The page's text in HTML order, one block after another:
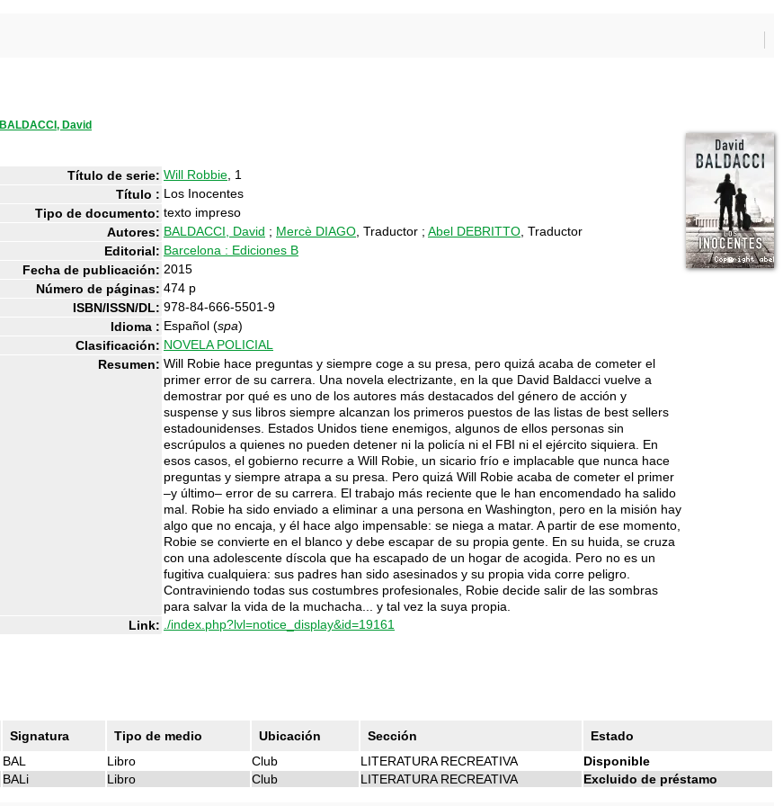
BALDACCI, David
Título de serie: Will Robbie , 1
Título : Los Inocentes
Tipo de documento: texto impreso
Autores: BALDACCI, David ; Mercè DIAGO , Traductor ; Abel DEBRITTO , Traductor
Editorial: Barcelona : Ediciones B
Fecha de publicación: 2015
Número de páginas: 474 p
ISBN/ISSN/DL: 978-84-666-5501-9
Idioma : Español (spa)
Clasificación: NOVELA POLICIAL
Resumen: Will Robie hace preguntas y siempre coge a su presa, pero quizá acaba de cometer el
primer error de su carrera. Una novela electrizante, en la que David Baldacci vuelve a
demostrar por qué es uno de los autores más destacados del género de acción y
suspense y sus libros siempre alcanzan los primeros puestos de las listas de best sellers
estadounidenses. Estados Unidos tiene enemigos, algunos de ellos personas sin
escrúpulos a quienes no pueden detener ni la policía ni el FBI ni el ejército siquiera. En
esos casos, el gobierno recurre a Will Robie, un sicario frío e implacable que nunca hace
preguntas y siempre atrapa a su presa. Pero quizá Will Robie acaba de cometer el primer
–y último– error de su carrera. El trabajo más reciente que le han encomendado ha salido
mal. Robie ha sido enviado a eliminar a una persona en Washington, pero en la misión hay
algo que no encaja, y él hace algo impensable: se niega a matar. A partir de ese momento,
Robie se convierte en el blanco y debe escapar de su propia gente. En su huida, se cruza
con una adolescente díscola que ha escapado de un hogar de acogida. Pero no es un
fugitiva cualquiera: sus padres han sido asesinados y su propia vida corre peligro.
Contraviniendo todas sus costumbres profesionales, Robie decide salir de las sombras
para salvar la vida de la muchacha... y tal vez la suya propia.
Link: ./index.php?lvl=notice_display&id=19161
Signatura Tipo de medio Ubicación Sección
Estado
BAL Libro Club LITERATURA RECREATIVA
Disponible
BALi Libro Club LITERATURA RECREATIVA Excluido de préstamo